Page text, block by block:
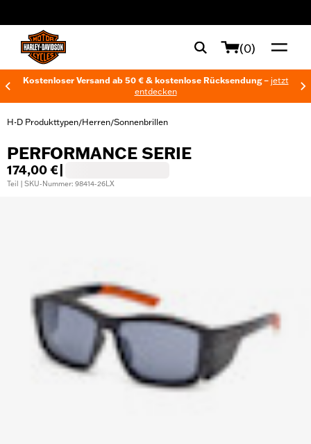
(0)
Kostenloser Versand ab 50 € & kostenlose Rücksendung – jetzt
entdecken
H-D Produkttypen/Herren/Sonnenbrillen
PERFORMANCE SERIE
174,00 €
Teil | SKU-Nummer: 98414-26LX